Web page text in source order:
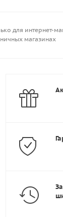
для интернет-
магазинах